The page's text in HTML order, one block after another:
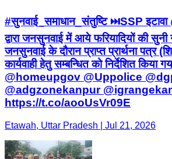
#सुनवाई_समाधान_संतुष्टि ⏭️SSP
द्वारा जनसुनवाई में आये फरियादियों की
जनसुनवाई के दौरान प्राप्त प्रार्थना पत्र
कार्यवाही हेतु सम्बन्धित को निर्देशित किया
@homeupgov @Uppolice
@adgzonekanpur
https://t.co/aooUsVr09E
Etawah, Uttar Pradesh | Jul 21, 2026